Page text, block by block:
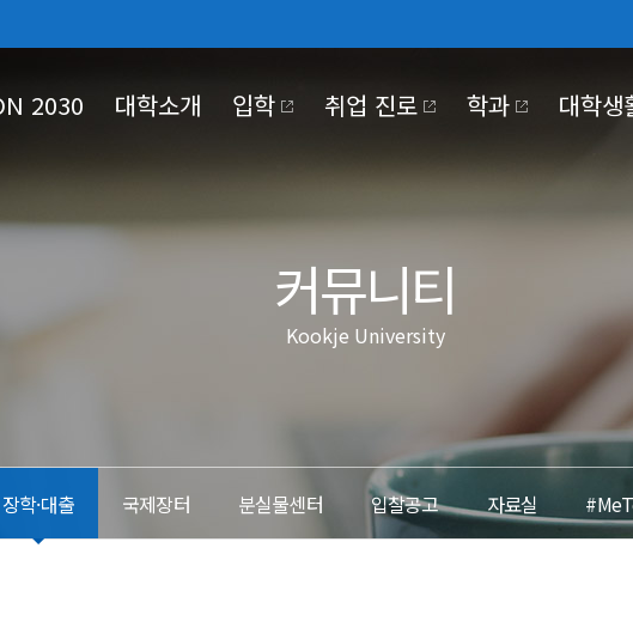
2030
2030 KOOKJE VISION 2025
전략 영역 별 핵심 전략 및
이행과제
대학소개
KOOKJE UNIVERSITY
훈
대학기관 정보공개
정보공개제도안내
비공개대상정보 세
정보목록
대학정보공시
입학 취업 진로 학과 대학생
CAMPUS LIFE
학사일정 교육만족도조사
PR CENTER
홍보동영상 국제저널
KOOKJE COMMUNITY
식 장학·대출 국제장터
코로나19 대응
커뮤니티
Kookje University
장학·대출 국제장터 분실물센터 입찰공고 자료실